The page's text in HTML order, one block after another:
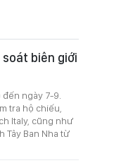
soát biên giới
ngày 7-9.
tra hộ chiếu,
Italy, cũng như
Tây Ban Nha từ